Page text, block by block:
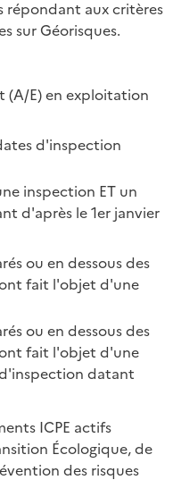
répondant aux critères
sur Géorisques.
(A/E) en exploitation
d'inspection
inspection ET un
d'après le 1er janvier
ou en dessous des
fait l'objet d'une
ou en dessous des
fait l'objet d'une
datant
ICPE actifs
Écologique, de
des risques